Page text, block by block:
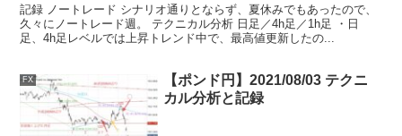
記録 ノートレード シナリオ通りとならず、夏休みでもあったので、
久々にノートレード週。 テクニカル分析 日足／4h足／1h足 ・日
足、4h足レベルでは上昇トレンド中で、最高値更新したの...
FX
【ポンド円】2021/08/03 テクニ
カル分析と記録